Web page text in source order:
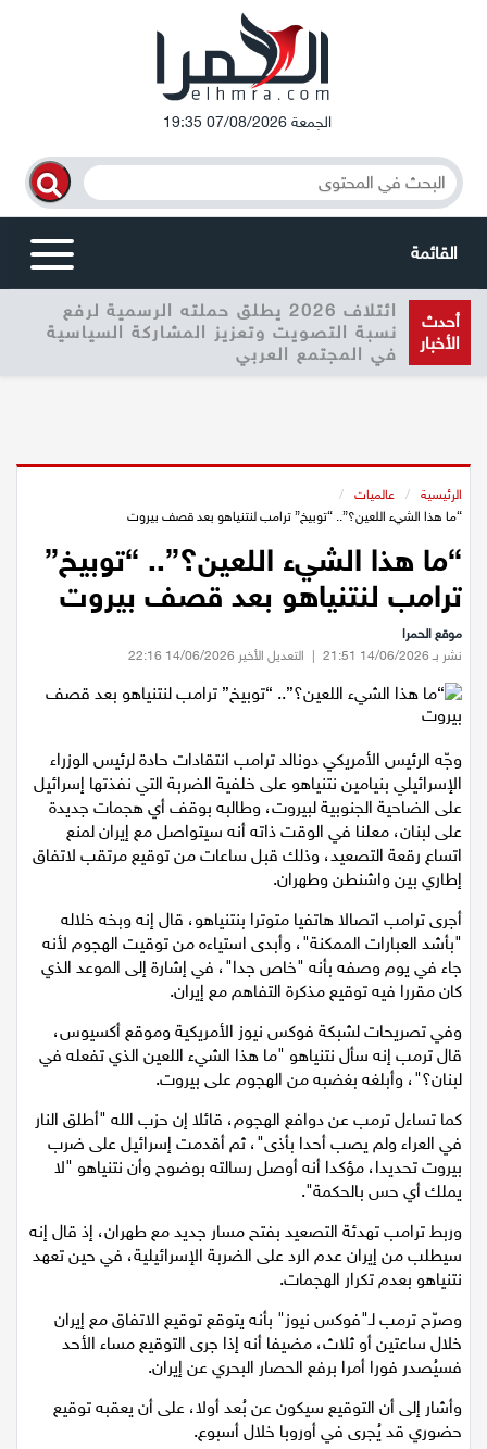
الجمعة 07/08/2026 19:35
القائمة
أخبار محلية
الرامة
عيلبون
دير حنا
سخنين
عرابة
رياضة
رياضة محلية
رياضة عالمية
تقارير خاصة
مقالات
مطبخ
صحة وطب
مجلة الحمرا
جمال وازياء
تكنولوجيا
فن
ستوديو انتخابات 2022
أحدث
الأخبار
ائتلاف 2026 يطلق حملته الرسمية لرفع
نسبة التصويت وتعزيز المشاركة السياسية
في المجتمع العربي
الرئيسية / عالميات
/
“ما هذا الشيء اللعين؟”.. “توبيخ” ترامب لنتنياهو بعد قصف بيروت
“ما هذا الشيء اللعين؟”.. “توبيخ”
ترامب لنتنياهو بعد قصف بيروت
موقع الحمرا
نشر بـ 14/06/2026 21:51
| التعديل الأخير 14/06/2026 22:16
وجّه الرئيس الأمريكي دونالد ترامب انتقادات حادة لرئيس الوزراء
الإسرائيلي بنيامين نتنياهو على خلفية الضربة التي نفذتها إسرائيل
على الضاحية الجنوبية لبيروت، وطالبه بوقف أي هجمات جديدة
على لبنان، معلنا في الوقت ذاته أنه سيتواصل مع إيران لمنع
اتساع رقعة التصعيد، وذلك قبل ساعات من توقيع مرتقب لاتفاق
إطاري بين واشنطن وطهران‏.
أجرى ترامب اتصالا هاتفيا متوترا بنتنياهو، قال إنه وبخه خلاله
"بأشد العبارات الممكنة"، وأبدى استياءه من توقيت الهجوم لأنه
جاء في يوم وصفه بأنه "خاص جدا"، في إشارة إلى الموعد الذي
كان مقررا فيه توقيع مذكرة التفاهم مع إيران.
وفي تصريحات لشبكة فوكس نيوز الأمريكية وموقع أكسيوس،
قال ترمب إنه سأل نتنياهو "ما هذا الشيء اللعين الذي تفعله في
لبنان؟"، وأبلغه بغضبه من الهجوم على بيروت.
كما تساءل ترمب عن دوافع الهجوم، قائلا إن حزب الله‏ "أطلق النار
في العراء ولم يصب أحدا بأذى"، ثم أقدمت إسرائيل على ضرب
بيروت تحديدا، مؤكدا أنه أوصل رسالته بوضوح وأن نتنياهو "لا
يملك أي حس بالحكمة".
وربط ترامب تهدئة التصعيد بفتح مسار جديد مع طهران، إذ قال إنه
سيطلب من إيران عدم الرد على الضربة الإسرائيلية، في حين تعهد
نتنياهو بعدم تكرار الهجمات.
وصرّح ترمب لـ"فوكس نيوز" بأنه يتوقع توقيع الاتفاق مع إيران
خلال ساعتين أو ثلاث، مضيفا أنه إذا جرى التوقيع مساء الأحد
فسيُصدر فورا أمرا برفع الحصار البحري عن إيران.
وأشار إلى أن التوقيع سيكون عن بُعد أولا، على أن يعقبه توقيع
حضوري قد يُجرى في أوروبا خلال أسبوع.